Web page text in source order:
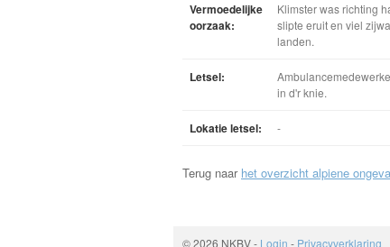
Vermoedelijke
oorzaak:
Klimster was richting
slipte eruit en viel
landen.
Letsel:
in d'r knie.
Lokatie letsel: -
Terug naar het overzicht alpiene
© 2026 NKBV- Login - Privacyverklaring